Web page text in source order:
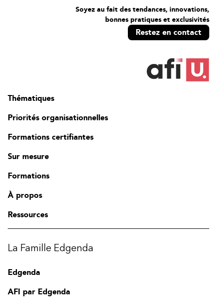
Soyez au fait des tendances, innovations,
bonnes pratiques et exclusivités
Restez en contact
Thématiques
Priorités organisationnelles
Formations certifiantes
Sur mesure
Formations
À propos
Ressources
La Famille Edgenda
Edgenda
AFI par Edgenda